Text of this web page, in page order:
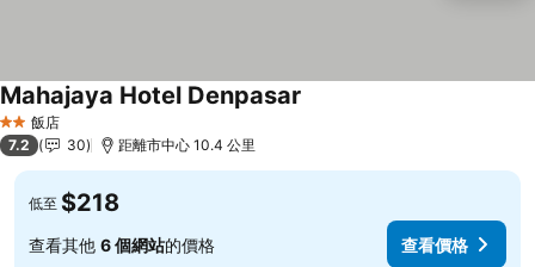
2 星級飯店
Mahajaya Hotel Denpasar
7.2 30 距離市中心 10.4 公里
低至 $218
查看其他 6 個網站的價格 查看價格